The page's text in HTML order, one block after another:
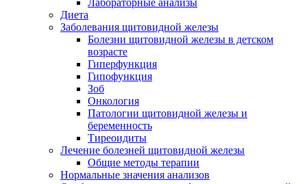
Лабораторные анализы
Диета
Заболевания щитовидной железы
Болезни щитовидной железы в детском
возрасте
Гиперфункция
Гипофункция
Зоб
Онкология
Патологии щитовидной железы и
беременность
Тиреоидиты
Лечение болезней щитовидной железы
Общие методы терапии
Нормальные значения анализов